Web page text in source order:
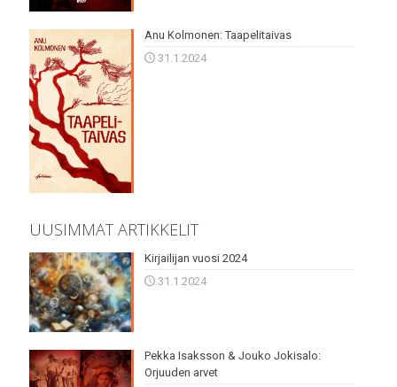
Anu Kolmonen: Taapelitaivas
31.1.2024
UUSIMMAT ARTIKKELIT
Kirjailijan vuosi 2024
31.1.2024
Pekka Isaksson & Jouko Jokisalo:
Orjuuden arvet